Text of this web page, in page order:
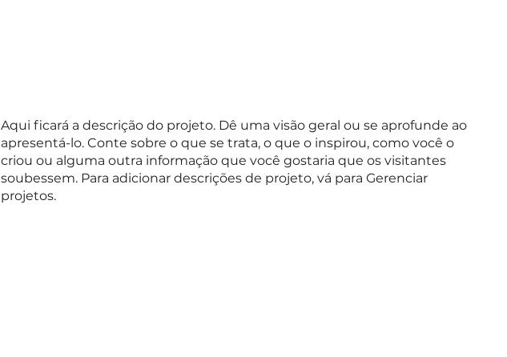
Aqui ficará a descrição do projeto. Dê uma visão geral ou se aprofunde ao
apresentá-lo. Conte sobre o que se trata, o que o inspirou, como você o
criou ou alguma outra informação que você gostaria que os visitantes
soubessem. Para adicionar descrições de projeto, vá para Gerenciar
projetos.